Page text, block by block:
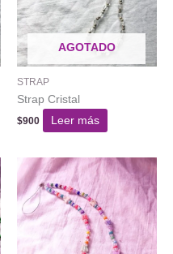
AGOTADO
STRAP
Strap Cristal
$900 Leer más